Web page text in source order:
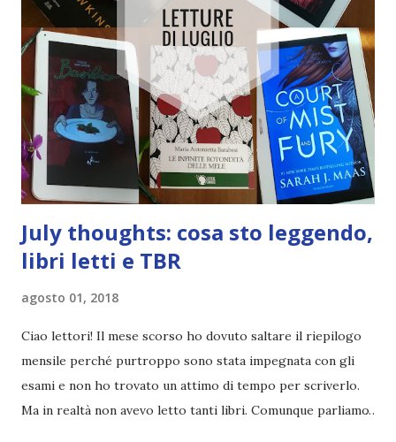
Tamlin, e salvare il suo popolo, infatti, la stanno mangiando
viva, pezzetto dopo pezzetto. E forse nemmeno l'eternità
appena conquistata sarà lunga a sufficienza per ricomporla.
Qualcosa in lei si è incrinato in modo irreversibile, tanto
che ormai non si riconosce più. Non si sente più la stessa
Feyre che, un anno prima, aveva fatto il suo ingresso nella
Corte di Primavera. E forse non è ne...
July thoughts: cosa sto leggendo,
libri letti e TBR
agosto 01, 2018
Ciao lettori! Il mese scorso ho dovuto saltare il riepilogo
mensile perché purtroppo sono stata impegnata con gli
esami e non ho trovato un attimo di tempo per scriverlo.
Ma in realtà non avevo letto tanti libri. Comunque parliamo